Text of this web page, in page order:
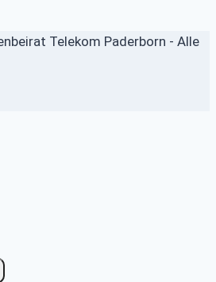
Telekom Paderborn - Alle